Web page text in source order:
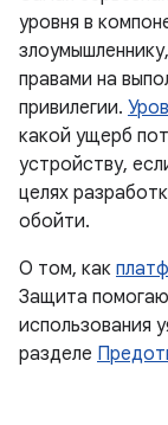
уровня в
правами на
привилегии.
какой ущерб
устройству,
целях
обойти.
О том, как
Защита
использования
разделе